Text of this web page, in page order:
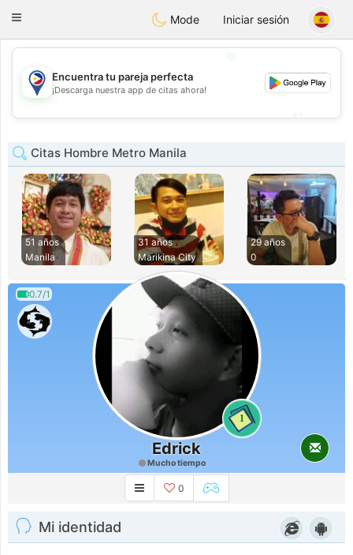
Philippines Chat
Toggle
Mode Iniciar sesión
💖
💕
Encuentra tu pareja perfecta
¡Descarga nuestra app de citas ahora!
Citas Hombre Metro Manila
51 años
Manila
31 años
Marikina City
29 años
0
0.7/1
1
Edrick
Mucho tiempo
0
Mi identidad